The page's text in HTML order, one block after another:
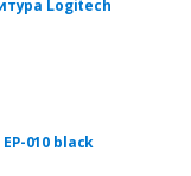
Logitech
010 black